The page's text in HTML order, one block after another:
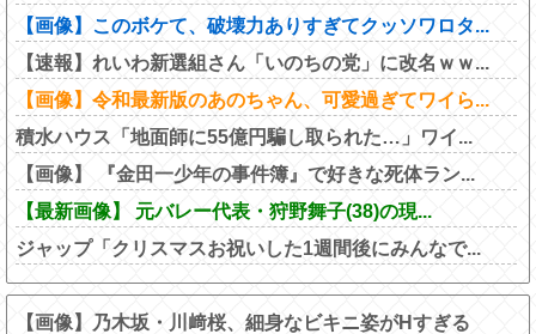
【画像】このボケて、破壊力ありすぎてクッソワロタ...
【速報】れいわ新選組さん「いのちの党」に改名ｗｗ...
【画像】令和最新版のあのちゃん、可愛過ぎてワイら...
積水ハウス「地面師に55億円騙し取られた…」ワイ...
【画像】 『金田一少年の事件簿』で好きな死体ラン...
【最新画像】 元バレー代表・狩野舞子(38)の現...
ジャップ「クリスマスお祝いした1週間後にみんなで...
【画像】乃木坂・川﨑桜、細身なビキニ姿がHすぎる